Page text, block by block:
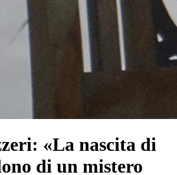
«La nascita di
di un mistero